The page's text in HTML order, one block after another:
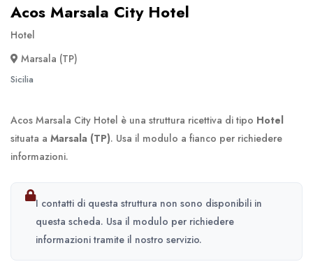
Acos Marsala City Hotel
Hotel
Marsala (TP)
Sicilia
Acos Marsala City Hotel è una struttura ricettiva di tipo Hotel
situata a Marsala (TP). Usa il modulo a fianco per richiedere
informazioni.
I contatti di questa struttura non sono disponibili in
questa scheda. Usa il modulo per richiedere
informazioni tramite il nostro servizio.